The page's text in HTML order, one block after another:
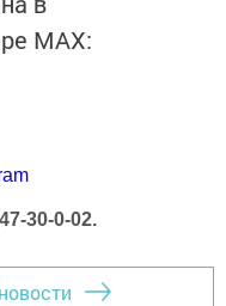
MАХ:
30-0-02.